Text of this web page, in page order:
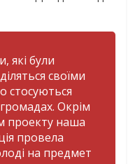
які були
своїми
стосуються
Окрім
проекту наша
провела
на предмет